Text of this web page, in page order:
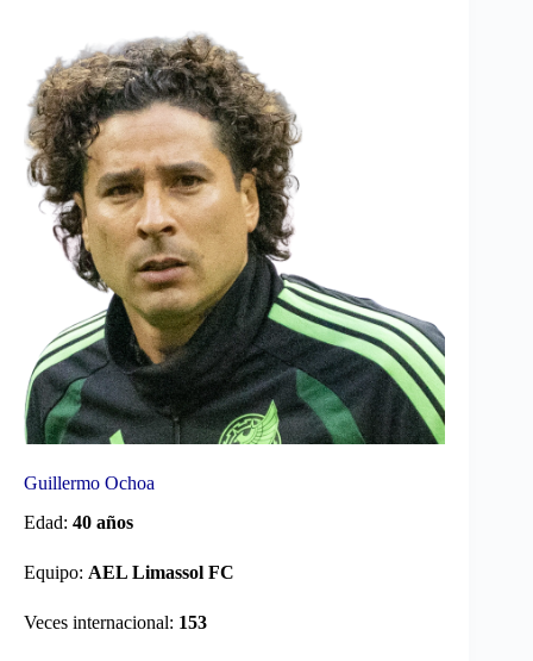
Guillermo Ochoa
Edad: 40 años
Equipo: AEL Limassol FC
Veces internacional: 153